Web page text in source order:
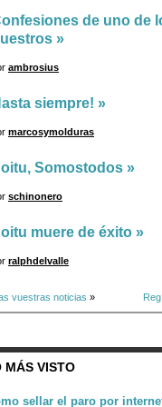
de uno de
»
ambrosius
siempre! »
marcosymolduras
Somostodos »
schinonero
muere de éxito »
ralphdelvalle
vuestras noticias »
MÁS VISTO
sellar el paro por